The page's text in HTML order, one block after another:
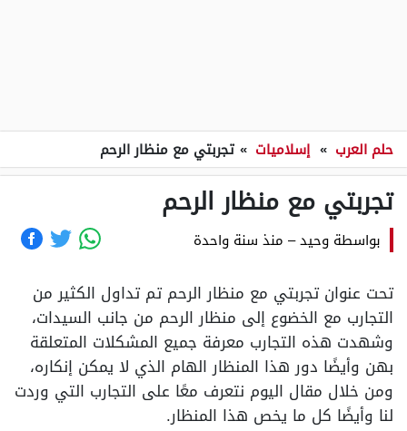
حلم العرب » إسلاميات » تجربتي مع منظار الرحم
تجربتي مع منظار الرحم
بواسطة وحيد– منذ سنة واحدة
تحت عنوان تجربتي مع منظار الرحم تم تداول الكثير من
التجارب مع الخضوع إلى منظار الرحم من جانب السيدات،
وشهدت هذه التجارب معرفة جميع المشكلات المتعلقة
بهن وأيضًا دور هذا المنظار الهام الذي لا يمكن إنكاره،
ومن خلال مقال اليوم نتعرف معًا على التجارب التي وردت
لنا وأيضًا كل ما يخص هذا المنظار.